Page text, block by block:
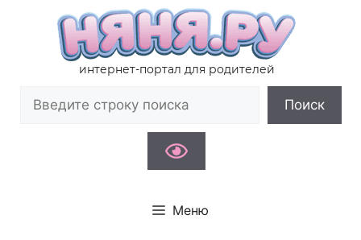
содержимому
интернет-портал для родителей
Поиск
Меню